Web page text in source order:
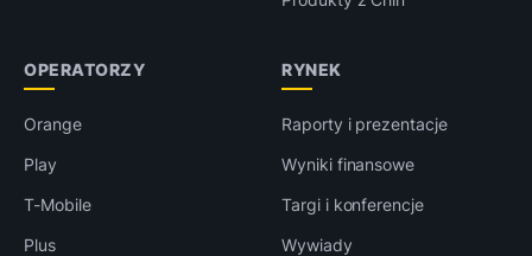
OPERATORZY
Orange
Play
T-Mobile
Plus
RYNEK
Raporty i prezentacje
Wyniki finansowe
Targi i konferencje
Wywiady